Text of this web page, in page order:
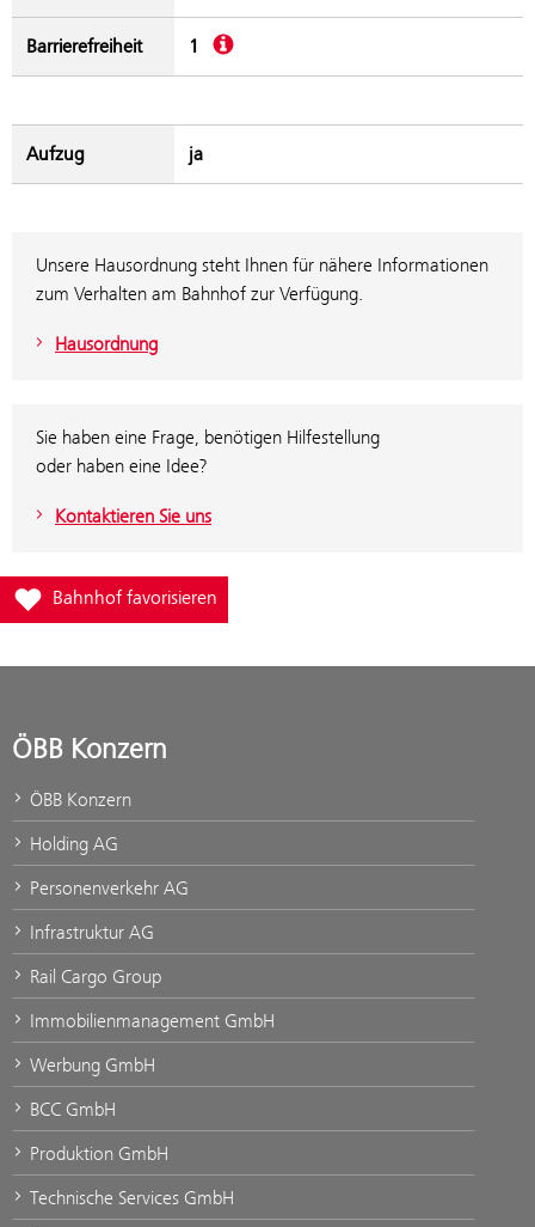
Barrierefreiheit 1 Beschreibung
Aufzug ja
Unsere Hausordnung steht Ihnen für nähere Informationen
zum Verhalten am Bahnhof zur Verfügung.
Hausordnung
Sie haben eine Frage, benötigen Hilfestellung
oder haben eine Idee?
Kontaktieren Sie uns
Füge Bahnhof Klaus in Vorarlberg zur Favoritenliste hinzu
Bahnhof favorisieren
ÖBB Konzern
ÖBB Konzern
Holding AG
Personenverkehr AG
Infrastruktur AG
Rail Cargo Group
Immobilienmanagement GmbH
Werbung GmbH
BCC GmbH
Produktion GmbH
Technische Services GmbH